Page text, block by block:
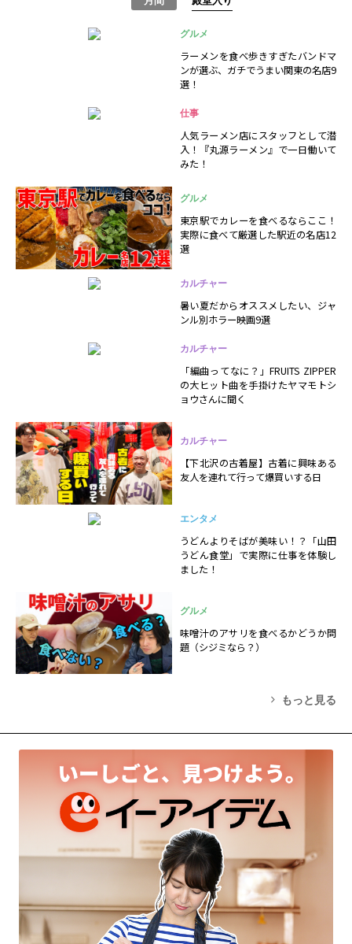
グルメ
ラーメンを食べ歩きすぎたバンドマ
ンが選ぶ、ガチでうまい関東の名店9
選！
仕事
人気ラーメン店にスタッフとして潜
入！『丸源ラーメン』で一日働いて
みた！
グルメ
東京駅でカレーを食べるならここ！
実際に食べて厳選した駅近の名店12
選
カルチャー
暑い夏だからオススメしたい、ジャ
ンル別ホラー映画9選
カルチャー
「編曲ってなに？」FRUITS ZIPPER
の大ヒット曲を手掛けたヤマモトシ
ョウさんに聞く
カルチャー
【下北沢の古着屋】古着に興味ある
友人を連れて行って爆買いする日
エンタメ
うどんよりそばが美味い！？「山田
うどん食堂」で実際に仕事を体験し
ました！
グルメ
味噌汁のアサリを食べるかどうか問
題（シジミなら？）
もっと見る